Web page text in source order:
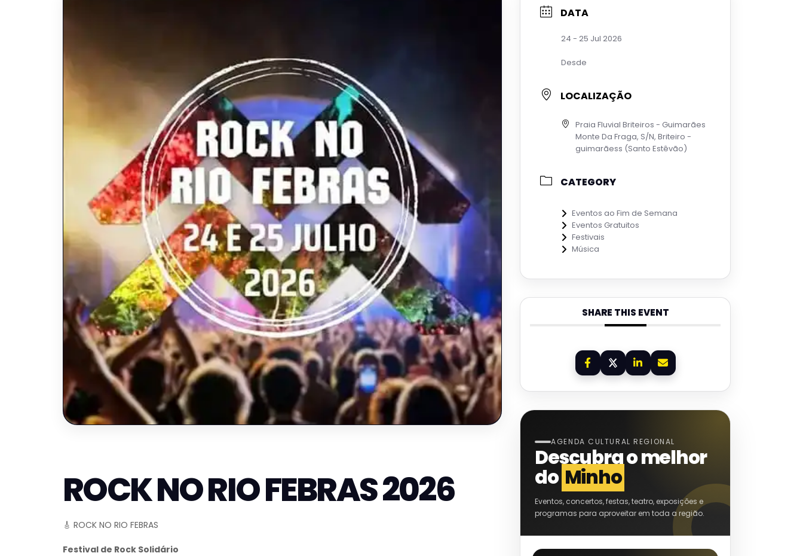
ROCK NO RIO FEBRAS 2026
🎸 ROCK NO RIO FEBRAS
Festival de Rock Solidário
DATA
24 - 25 Jul 2026
Desde
LOCALIZAÇÃO
Praia Fluvial Briteiros - Guimarães
Monte Da Fraga, S/N, Briteiro -
guimarãess (Santo Estêvão)
CATEGORY
Eventos ao Fim de Semana
Eventos Gratuitos
Festivais
Música
SHARE THIS EVENT
AGENDA CULTURAL REGIONAL
Descubra o melhor
do Minho
Eventos, concertos, festas, teatro, exposições e
programas para aproveitar em toda a região.